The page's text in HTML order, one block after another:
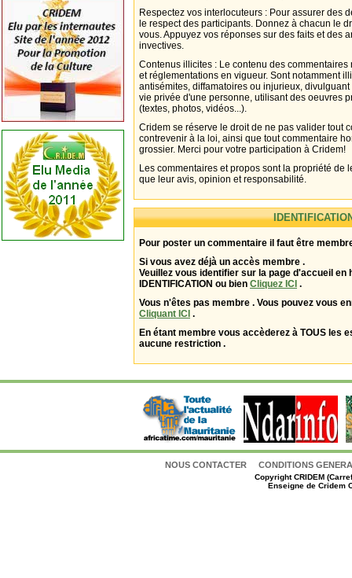
Respectez vos interlocuteurs : Pour assurer des
le respect des participants. Donnez à chacun le
vous. Appuyez vos réponses sur des faits et des
invectives.
Contenus illicites : Le contenu des
et réglementations en vigueur. Sont notamment
antisémites, diffamatoires ou injurieux,
vie privée d'une personne, utilisant des oeuvres
(textes, photos, vidéos...).
Cridem se réserve le droit de ne pas valider tout
contrevenir à la loi, ainsi que tout commentaire
grossier. Merci pour votre participation à Cridem!
Les commentaires et propos sont la propriété de
que leur avis, opinion et responsabilité.
Pour poster un commentaire il faut être
Si vous avez déjà un accès membre .
Veuillez vous identifier sur la page d'accueil en
IDENTIFICATION ou bien Cliquez ICI .
Vous n'êtes pas membre . Vous pouvez vous
Cliquant ICI .
En étant membre vous accèderez à TOUS les
aucune restriction .
NOUS CONTACTER CONDITIONS
CopyrightCRIDEM
Enseigne de Cridem